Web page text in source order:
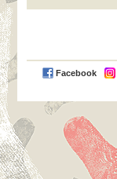
Facebook